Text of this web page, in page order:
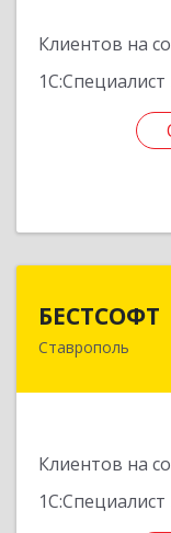
Клиентов на
1С:Специалист
БЕСТСОФТ
Ставрополь
Клиентов на
1С:Специалист
355011,